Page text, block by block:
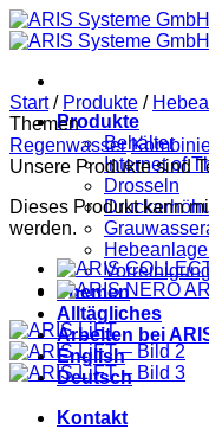
Zum
Inhalt
Produkte
Behälter
Internet of
Drosseln
Themen
Alltägliches
Arbeiten bei
English
Deutsch
Kontakt
Start / Produkte /
Themen
Regenwasser
Unsere Produkte sind
Dieses Produkt kann
werden.